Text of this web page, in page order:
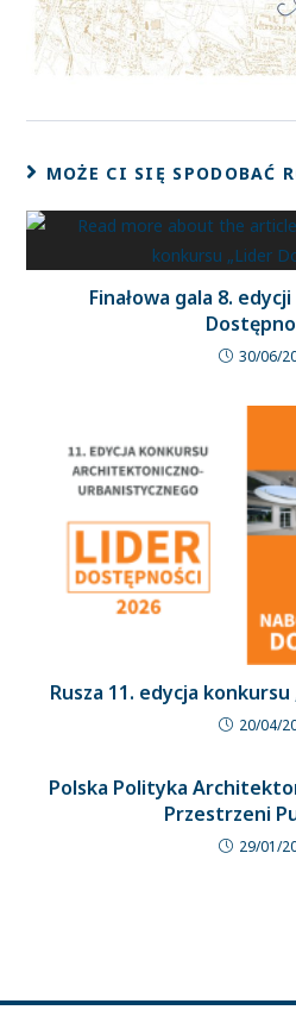
MOŻE CI SIĘ SPODOBAĆ
Finałowa gala 8.
30/06/
Rusza 11. edycja
20/04/
Polska Polityka
Przestrzeni
29/01/